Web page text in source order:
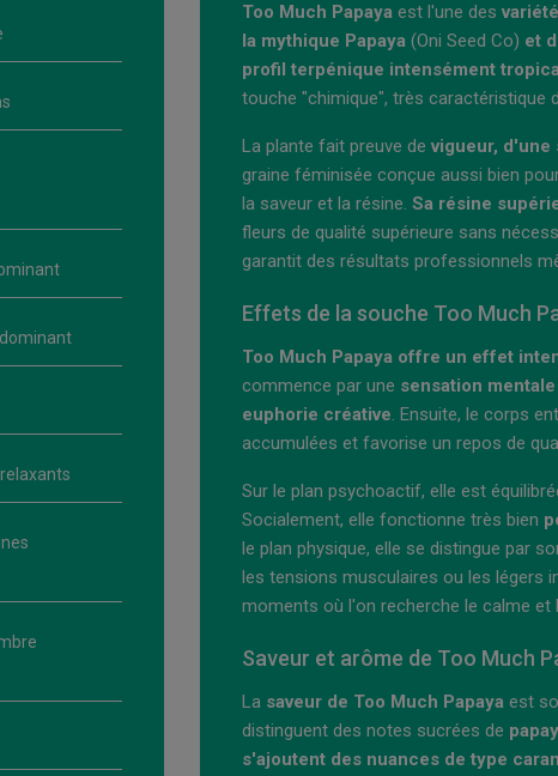
Too Much Papaya est l'une des
la mythique Papaya (Oni Seed Co) et
profil terpénique intensément
touche "chimique", très caractéristique
La plante fait preuve de vigueur,
graine féminisée conçue aussi bien
la saveur et la résine. Sa résine
fleurs de qualité supérieure sans
garantit des résultats professionnels
Effets de la souche Too Much
Too Much Papaya offre un effet
commence par une sensation
euphorie créative. Ensuite, le corps
accumulées et favorise un repos de
Sur le plan psychoactif, elle est
Socialement, elle fonctionne très bien
le plan physique, elle se distingue par
les tensions musculaires ou les légers
moments où l'on recherche le calme et
Saveur et arôme de Too Much
La saveur de Too Much Papaya est
distinguent des notes sucrées de
s'ajoutent des nuances de type